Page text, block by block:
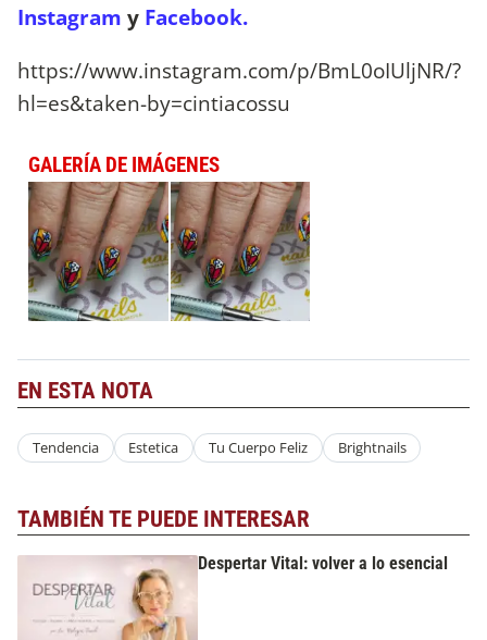
Instagram y Facebook.
https://www.instagram.com/p/BmL0oIUljNR/?
hl=es&taken-by=cintiacossu
GALERÍA DE IMÁGENES
EN ESTA NOTA
Tendencia Estetica Tu Cuerpo Feliz Brightnails
TAMBIÉN TE PUEDE INTERESAR
Despertar Vital: volver a lo esencial